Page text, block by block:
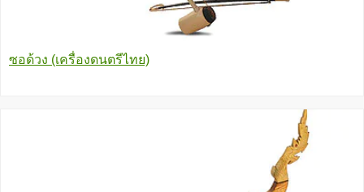
ซอด้วง (เครื่องดนตรีไทย)